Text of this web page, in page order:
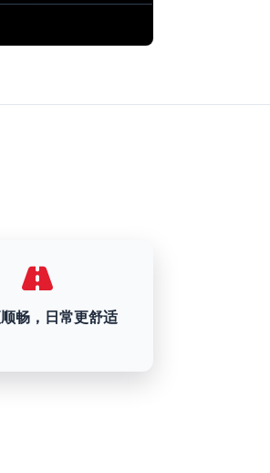
畅，日常更舒适